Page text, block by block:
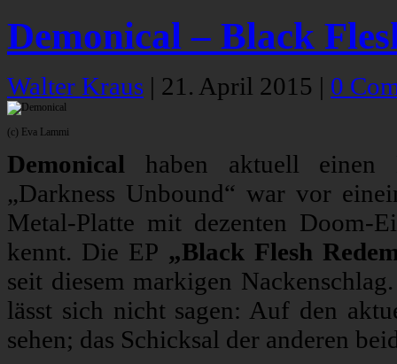
Demonical – Black
Walter Kraus | 21. April 2015 | 0
(c) Eva Lammi
Demonical haben aktuell einen
„Darkness Unbound“ war vor
Metal-Platte mit dezenten Doom-
kennt. Die EP „Black Flesh
seit diesem markigen
lässt sich nicht sagen: Auf den
sehen; das Schicksal der anderen